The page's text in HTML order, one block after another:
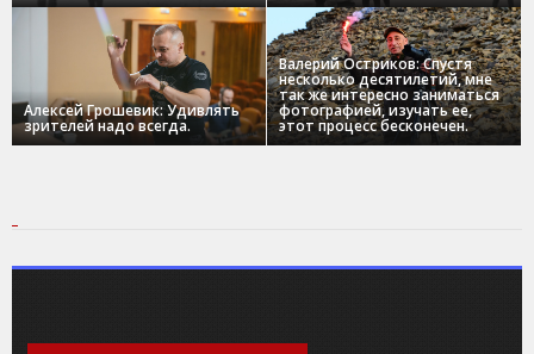
Алексей Грошевик: Удивлять
зрителей надо всегда.
Валерий Остриков: Спустя
несколько десятилетий, мне
так же интересно заниматься
фотографией, изучать ее,
этот процесс бесконечен.